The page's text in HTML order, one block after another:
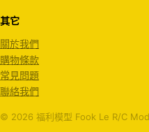
其它
關於我們
購物條款
常見問題
聯絡我們
© 2026 福利模型 Fook Le R/C